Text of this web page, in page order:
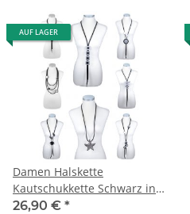
AUF LAGER
Damen Halskette
Kautschukkette Schwarz in
vielen Varianten
26,90 € *